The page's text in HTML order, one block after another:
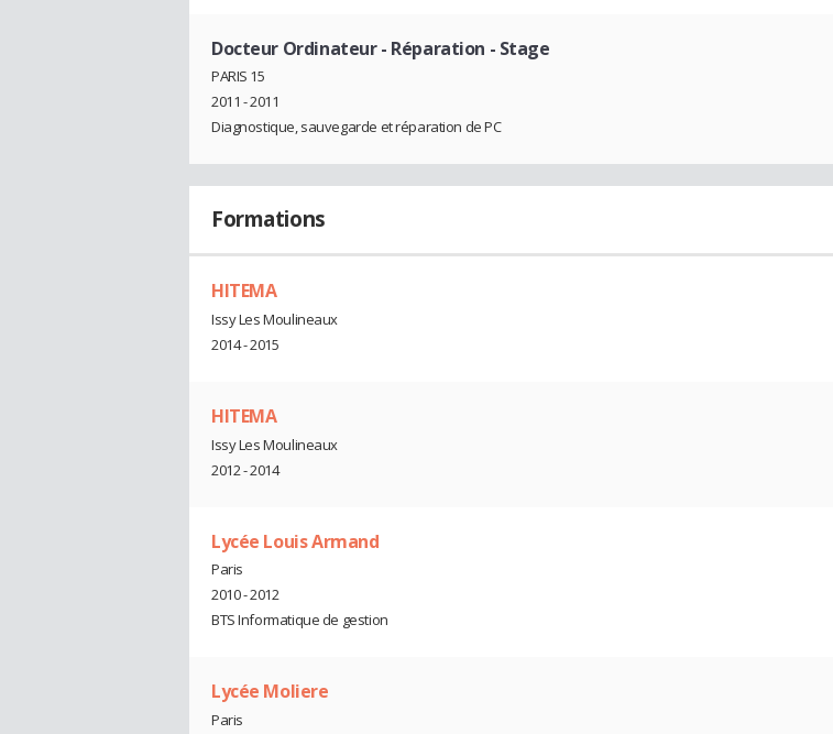
Docteur Ordinateur- Réparation - Stage
PARIS 15
2011 - 2011
Diagnostique, sauvegarde et réparation de PC
Formations
HITEMA
Issy Les Moulineaux
2014 - 2015
HITEMA
Issy Les Moulineaux
2012 - 2014
Lycée Louis Armand
Paris
2010 - 2012
BTS Informatique de gestion
Lycée Moliere
Paris